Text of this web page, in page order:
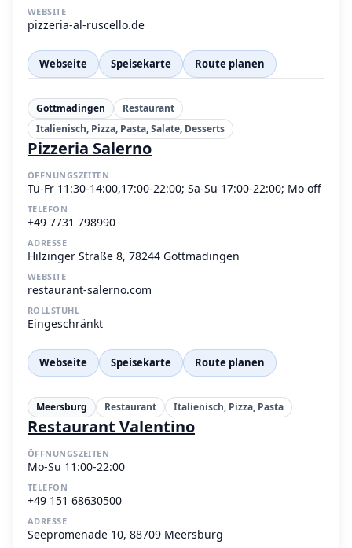
WEBSITE
pizzeria-al-ruscello.de
Webseite Speisekarte Route planen
Gottmadingen
Restaurant
Italienisch, Pizza, Pasta, Salate, Desserts
Pizzeria Salerno
ÖFFNUNGSZEITEN
Tu-Fr 11:30-14:00,17:00-22:00; Sa-Su 17:00-22:00; Mo off
TELEFON
+49 7731 798990
ADRESSE
Hilzinger Straße 8, 78244 Gottmadingen
WEBSITE
restaurant-salerno.com
ROLLSTUHL
Eingeschränkt
Webseite Speisekarte Route planen
Meersburg Restaurant Italienisch, Pizza, Pasta
Restaurant Valentino
ÖFFNUNGSZEITEN
Mo-Su 11:00-22:00
TELEFON
+49 151 68630500
ADRESSE
Seepromenade 10, 88709 Meersburg